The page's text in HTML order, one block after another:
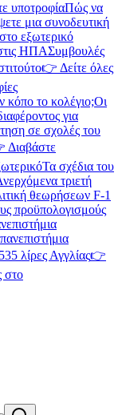
υποτροφίαΠώς να
μια συνοδευτική
εξωτερικό
ΗΠΑΣυμβουλές
👉 Δείτε όλες
κόπο το κολέγιο;Οι
για
σε σχολές του
Διαβάστε
Τα σχέδια του
τριετή
θεωρήσεων F-1
προϋπολογισμούς
λίρες Αγγλίας👉
στο